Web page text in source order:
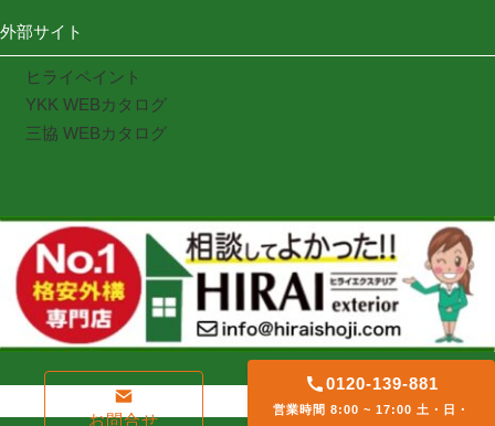
外部サイト
ヒライペイント
YKK WEBカタログ
三協 WEBカタログ
お問合せ
0120-139-881
営業時間 8:00 ~ 17:00 土・日・